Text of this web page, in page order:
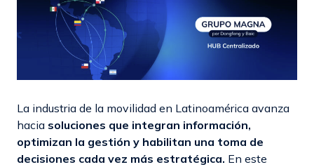
La industria de la movilidad en Latinoamérica avanza
hacia soluciones que integran información,
optimizan la gestión y habilitan una toma de
decisiones cada vez más estratégica. En este